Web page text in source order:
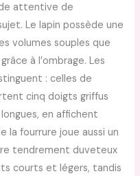
attentive de
Le lapin possède une
volumes souples que
à l’ombrage. Les
: celles de
cinq doigts griffus
en affichent
la fourrure joue aussi un
tendrement duveteux
courts et légers, tandis